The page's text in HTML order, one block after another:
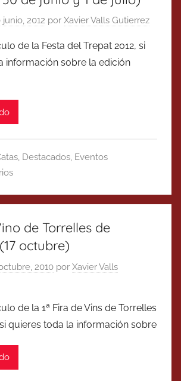
junio, 2012 por Xavier Valls Gutierrez
de la Festa del Trepat 2012, si
información sobre la edición
, Destacados, Eventos
de Torrelles de
octubre)
2010 por Xavier Valls
de la 1ª Fira de Vins de Torrelles
quieres toda la información sobre